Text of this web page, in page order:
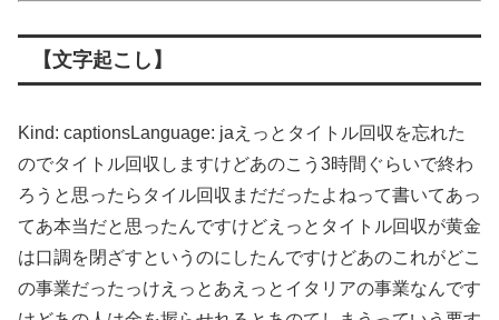
【文字起こし】
Kind: captionsLanguage: jaえっとタイトル回収を忘れた
のでタイトル回収しますけどあのこう3時間ぐらいで終わ
ろうと思ったらタイル回収まだだったよねって書いてあっ
てあ本当だと思ったんですけどえっとタイトル回収が黄金
は口調を閉ざすというのにしたんですけどあのこれがどこ
の事業だったっけえっとあえっとイタリアの事業なんです